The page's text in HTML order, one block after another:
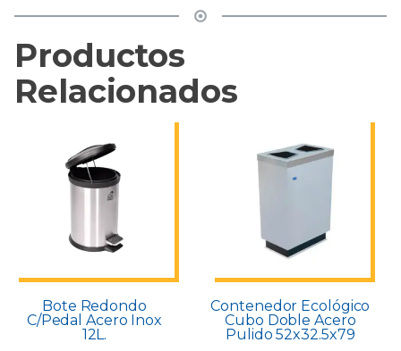
Productos
Relacionados
Bote Redondo
C/Pedal Acero Inox
12L.
Contenedor Ecológico
Cubo Doble Acero
Pulido 52x32.5x79